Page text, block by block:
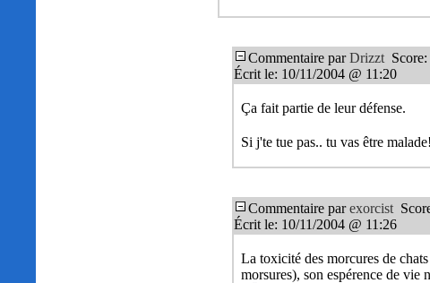
Commentaire parDrizzt Score:
Écrit le: 10/11/2004 @ 11:20
Ça fait partie de leur défense.
Si j'te tue pas.. tu vas être
Commentaire parexorcist
Écrit le: 10/11/2004 @ 11:26
La toxicité des morcures de
morsures), son espérence de